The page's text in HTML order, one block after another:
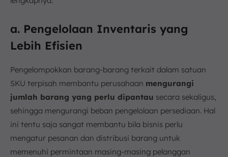
a. Pengelolaan Inventaris yang
Lebih Efisien
Pengelompokkan barang-barang terkait dalam satuan
SKU terpisah membantu perusahaan mengurangi
jumlah barang yang perlu dipantau secara sekaligus,
sehingga mengurangi beban pengelolaan persediaan. Hal
ini tentu saja sangat membantu bila bisnis perlu
mengatur pesanan dan distribusi barang untuk
memenuhi permintaan masing-masing pelanggan